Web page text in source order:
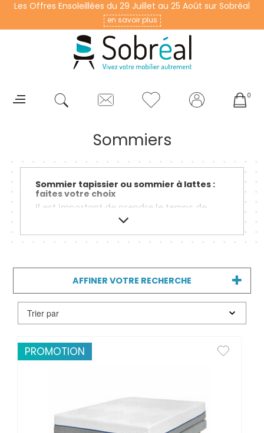
Les Offres Ensoleillées du 29 Juillet au 25 Août sur Sobréal
en savoir plus
0
Sommiers
Sommier tapissier ou sommier à lattes :
faites votre choix
Il est important de prendre le temps de
choisir son sommier. Pourquoi ? Parce qu'il
est le partenaire essentiel pour des nuits de
qualité. En effet, si le matelas est essentiel
pour absorber vos mouvements lorsque
AFFINER VOTRE RECHERCHE
PROMOTION